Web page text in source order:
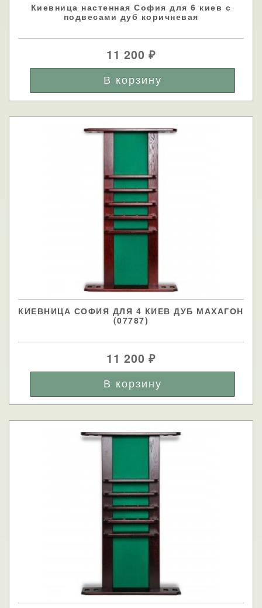
Киевница настенная София для 6 киев с
подвесами дуб коричневая
11 200₽
КИЕВНИЦА СОФИЯ ДЛЯ 4 КИЕВ ДУБ МАХАГОН
(07787)
11 200₽